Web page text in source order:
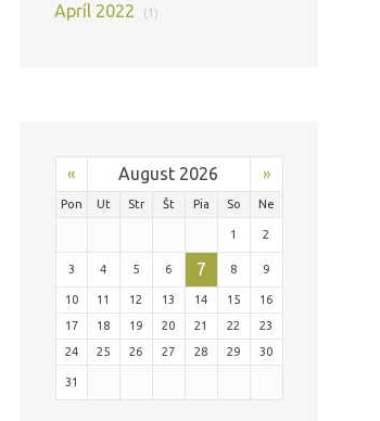
Apríl 2022 (1)
« August 2026 »
Pon Ut Str Št Pia So Ne
1 2
3 4 5 6 7 8 9
10 11 12 13 14 15
16
17
18 19 20 21 22
23
24
25 26 27 28 29 30
31